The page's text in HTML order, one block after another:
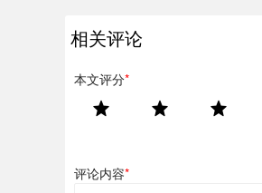
相关评论
本文评分*
评论内容*